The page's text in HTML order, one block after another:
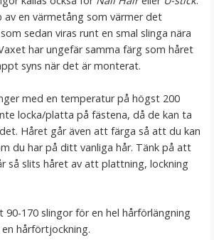
LÄGG I VARUKORG
en värmetång som värmer det
sedan viras runt en smal slinga nära
har ungefär samma färg som håret
syns när det är monterat.
med en temperatur på högst 200
locka/platta på fästena, då de kan ta
Håret går även att färga så att du kan
du har på ditt vanliga hår. Tänk på att
så slits håret av att plattning, lockning
90-170 slingor för en hel hårförlängning
hårförtjockning.